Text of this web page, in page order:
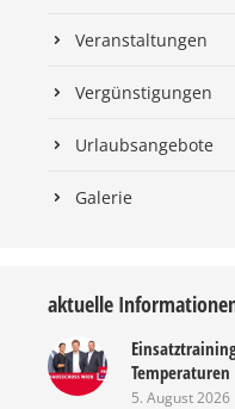
Veranstaltungen
Vergünstigungen
Urlaubsangebote
Galerie
aktuelle
5. August 2026